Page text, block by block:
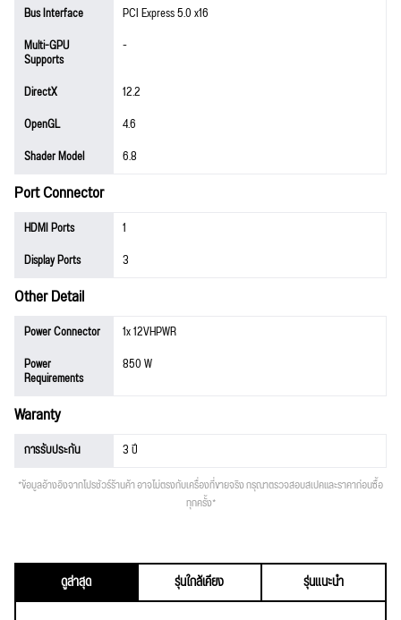
Bus Interface
PCI Express 5.0 x16
Multi-GPU
Supports
-
DirectX
12.2
OpenGL
4.6
Shader Model
6.8
Port Connector
HDMI Ports
1
Display Ports
3
Other Detail
Power Connector
1x 12VHPWR
Power
Requirements
850 W
Waranty
การรับประกัน 3 ปี
*ข้อมูลอ้างอิงจากโปรชัวร์ร้านค้า อาจไม่ตรงกับเครื่องที่ขายจริง กรุณาตรวจสอบสเปคและราคาก่อนซื้อ
ทุกครั้ง*
ดูล่าสุด รุ่นใกล้เคียง
รุ่นแนะนำ